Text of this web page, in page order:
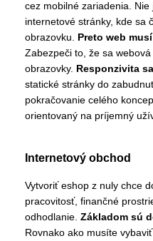
cez mobilné zariadenia.
internetové stránky, kde sa
obrazovku. Preto web
Zabezpeči to, že sa
obrazovky. Responzivita
statické stránky do
pokračovanie celého
orientovaný na príjemný
Internetový obchod
Vytvoriť eshop z nuly chce
pracovitosť, finančné
odhodlanie. Základom sú
Rovnako ako musíte